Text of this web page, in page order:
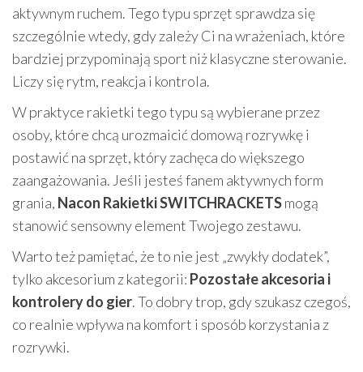
aktywnym ruchem. Tego typu sprzęt sprawdza się
szczególnie wtedy, gdy zależy Ci na wrażeniach, które
bardziej przypominają sport niż klasyczne sterowanie.
Liczy się rytm, reakcja i kontrola.
W praktyce rakietki tego typu są wybierane przez
osoby, które chcą urozmaicić domową rozrywkę i
postawić na sprzęt, który zachęca do większego
zaangażowania. Jeśli jesteś fanem aktywnych form
grania, Nacon Rakietki SWITCHRACKETSmogą
stanowić sensowny element Twojego zestawu.
Warto też pamiętać, że to nie jest „zwykły dodatek”,
tylko akcesorium z kategorii: Pozostałe akcesoria i
kontrolery do gier. To dobry trop, gdy szukasz czegoś,
co realnie wpływa na komfort i sposób korzystania z
rozrywki.